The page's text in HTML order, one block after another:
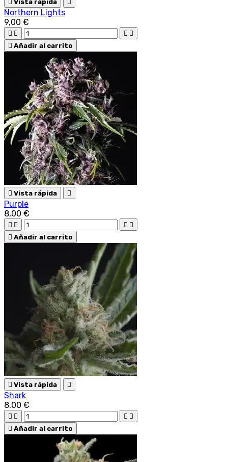
 Vista rápida 
Northern Lights
9,00 €
   
 Añadir al carrito
 Vista rápida 
Purple
8,00 €
   
 Añadir al carrito
 Vista rápida 
Shark
8,00 €
   
 Añadir al carrito